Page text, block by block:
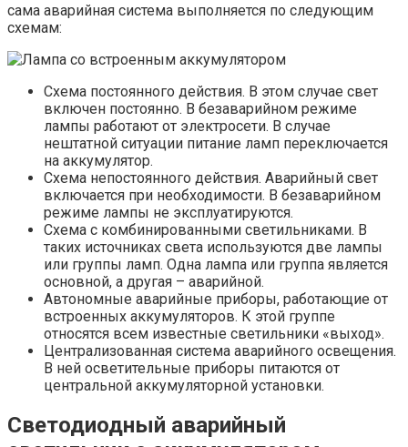
сама аварийная система выполняется по следующим
схемам:
Схема постоянного действия. В этом случае свет
включен постоянно. В безаварийном режиме
лампы работают от электросети. В случае
нештатной ситуации питание ламп переключается
на аккумулятор.
Схема непостоянного действия. Аварийный свет
включается при необходимости. В безаварийном
режиме лампы не эксплуатируются.
Схема с комбинированными светильниками. В
таких источниках света используются две лампы
или группы ламп. Одна лампа или группа является
основной, а другая – аварийной.
Автономные аварийные приборы, работающие от
встроенных аккумуляторов. К этой группе
относятся всем известные светильники «выход».
Централизованная система аварийного освещения.
В ней осветительные приборы питаются от
центральной аккумуляторной установки.
Светодиодный аварийный